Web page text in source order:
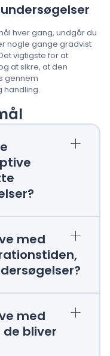
hver gang, undgår du
nogle gange gradvist
vigtigste for at
at sikre, at den
gennem
handling.
+
+
med
+
med
bliver